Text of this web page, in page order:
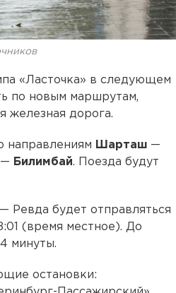
«Ласточка» в следующем
по новым маршрутам,
железная дорога.
направлениям Шарташ —
— Билимбай. Поезда будут
будет отправляться
(время местное). До
минуты.
остановки: